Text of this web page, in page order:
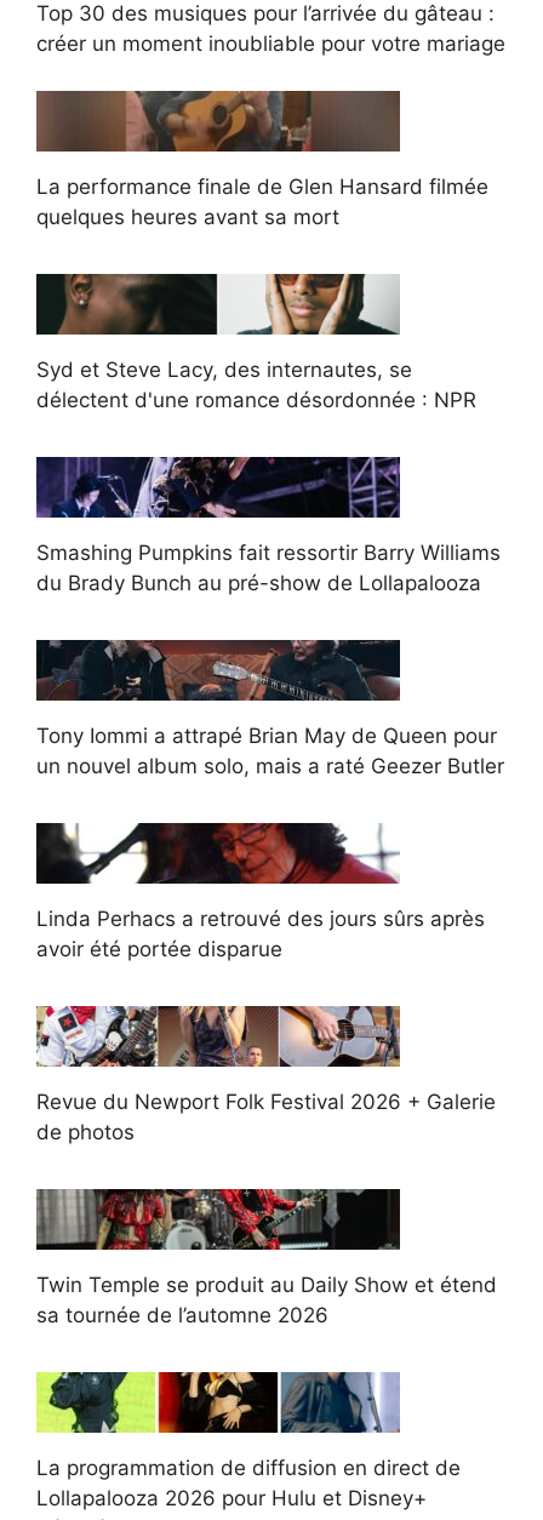
Top 30 des musiques pour l’arrivée du gâteau :
créer un moment inoubliable pour votre mariage
La performance finale de Glen Hansard filmée
quelques heures avant sa mort
Syd et Steve Lacy, des internautes, se
délectent d'une romance désordonnée : NPR
Smashing Pumpkins fait ressortir Barry Williams
du Brady Bunch au pré-show de Lollapalooza
Tony Iommi a attrapé Brian May de Queen pour
un nouvel album solo, mais a raté Geezer Butler
Linda Perhacs a retrouvé des jours sûrs après
avoir été portée disparue
Revue du Newport Folk Festival 2026 + Galerie
de photos
Twin Temple se produit au Daily Show et étend
sa tournée de l’automne 2026
La programmation de diffusion en direct de
Lollapalooza 2026 pour Hulu et Disney+